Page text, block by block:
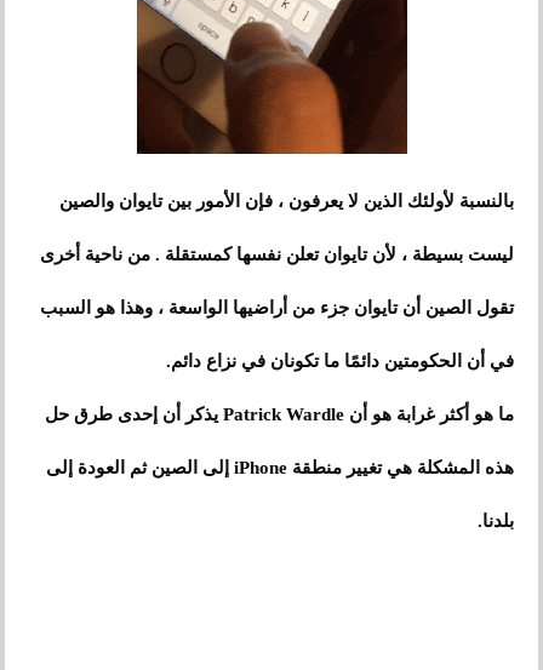
بالنسبة لأولئك الذين لا يعرفون ، فإن الأمور بين تايوان والصين
ليست بسيطة ، لأن تايوان تعلن نفسها كمستقلة . من ناحية أخرى
تقول الصين أن تايوان جزء من أراضيها الواسعة ، وهذا هو السبب
في أن الحكومتين دائمًا ما تكونان في نزاع دائم.
ما هو أكثر غرابة هو أن Patrick Wardle يذكر أن إحدى طرق حل
هذه المشكلة هي تغيير منطقة iPhone إلى الصين ثم العودة إلى
بلدنا.